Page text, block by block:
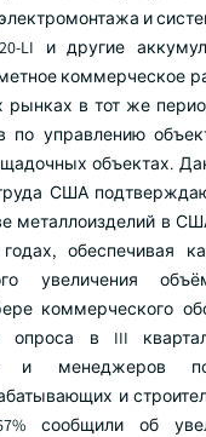
и
LI и другие
коммерческое
рынках в тот же
по управлению
объектах.
США
металлоизделий в
годах, обеспечивая
увеличения
коммерческого
опроса в III
и менеджеров
и
сообщили об